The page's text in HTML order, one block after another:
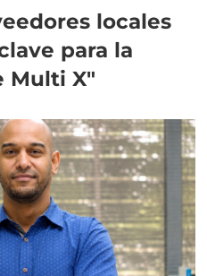
locales
para la
Multi X"